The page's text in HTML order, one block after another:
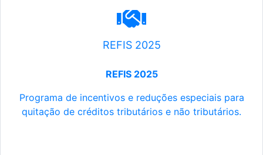
REFIS 2025
REFIS 2025
Programa de incentivos e reduções especiais para
quitação de créditos tributários e não tributários.